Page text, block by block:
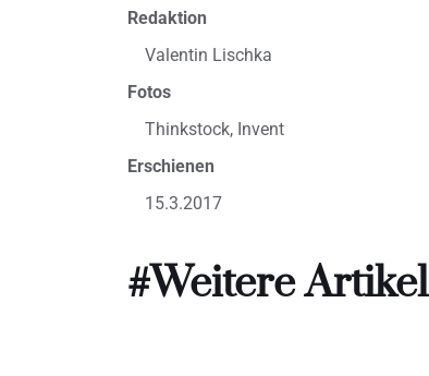
Redaktion
Valentin Lischka
Fotos
Thinkstock, Invent
Erschienen
15.3.2017
#Weitere Artikel